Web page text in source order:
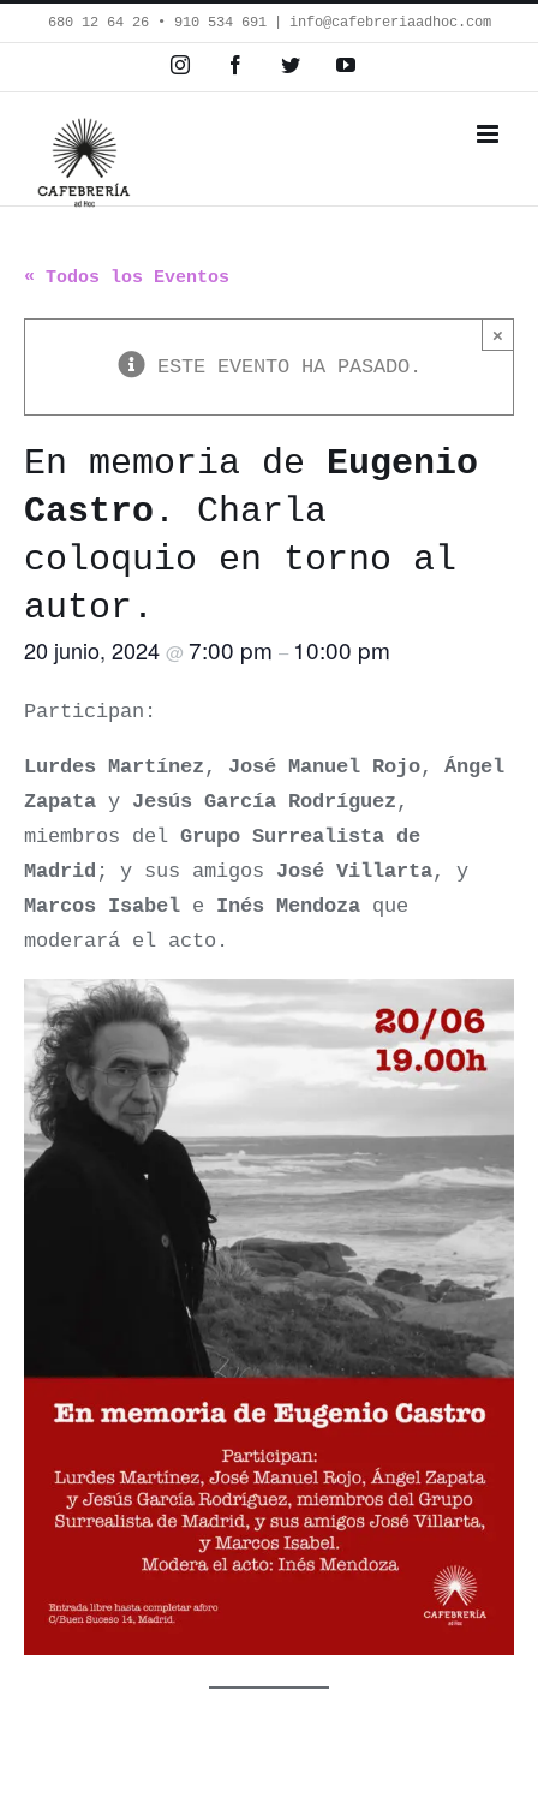
Saltar
al
contenido
680 12 64 26‬ • 910 534 691 info@cafebreriaadhoc.com
InstagramFacebookTwitterYouTube
« Todos los Eventos
×
ESTE EVENTO HA PASADO.
En memoria de Eugenio
Castro . Charla
coloquio en torno al
autor.
20 junio, 2024 @ 7:00 pm – 10:00 pm
Participan:
Lurdes Martínez , José Manuel Rojo, Ángel
Zapata y Jesús García Rodríguez ,
miembros del Grupo Surrealista de
Madrid ; y sus amigos José Villarta, y
Marcos Isabel e Inés Mendoza que
moderará el acto.